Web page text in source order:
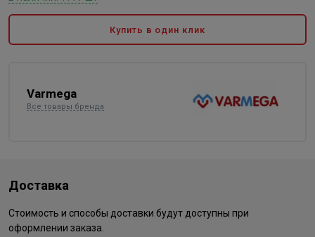
Купить в один клик
Varmega
Все товары бренда
Доставка
Стоимость и способы доставки будут доступны при
оформлении заказа.